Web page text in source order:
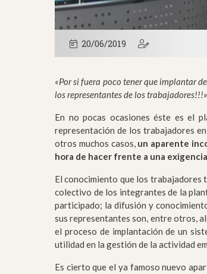
20/06/2019
«Por si fuera poco tener que implantar
los representantes de los trabajadores!!!»
En no pocas ocasiones éste es el
representación de los trabajadores
otros muchos casos, un aparente
hora de hacer frente a una
El conocimiento que los trabajadores
colectivo de los integrantes de la
participado; la difusión y
sus representantes son, entre otros,
el proceso de implantación de un
utilidad en la gestión de la actividad
Es cierto que el ya famoso nuevo